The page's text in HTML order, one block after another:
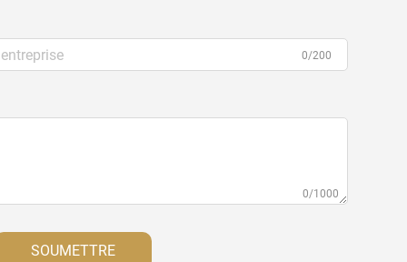
0/200
0/1000
SOUMETTRE